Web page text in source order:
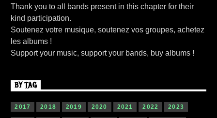
Thank you to all bands present in this chapter for their
kind participation.
Soutenez votre musique, soutenez vos groupes, achetez
les albums !
Support your music, support your bands, buy albums !
BY TAG
2017 2018 2019 2020 2021 2022 2023